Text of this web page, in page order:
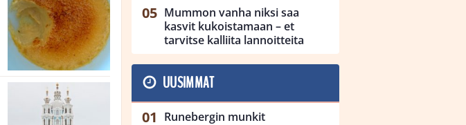
Mummon vanha niksi saa
kasvit kukoistamaan – et
tarvitse kalliita lannoitteita
UUSIMMAT
Runebergin munkit